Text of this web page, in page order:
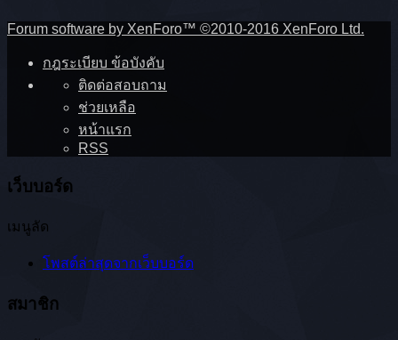
Forum software by XenForo™ ©2010-2016 XenForo Ltd.
กฎระเบียบ ข้อบังคับ
ติดต่อสอบถาม
ช่วยเหลือ
หน้าแรก
RSS
เว็บบอร์ด
เมนูลัด
โพสต์ล่าสุดจากเว็บบอร์ด
สมาชิก